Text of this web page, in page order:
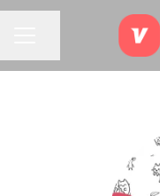
MENU CARRIÈRE
Partager la page